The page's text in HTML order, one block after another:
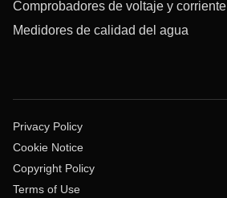
Comprobadores de voltaje y corriente
Medidores de calidad del agua
Privacy Policy
Cookie Notice
Copyright Policy
Terms of Use